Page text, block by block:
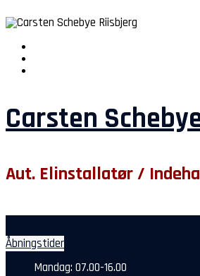
Carsten
Aut. Elinstallatør /
Åbningstider
Mandag: 07.00-16.00